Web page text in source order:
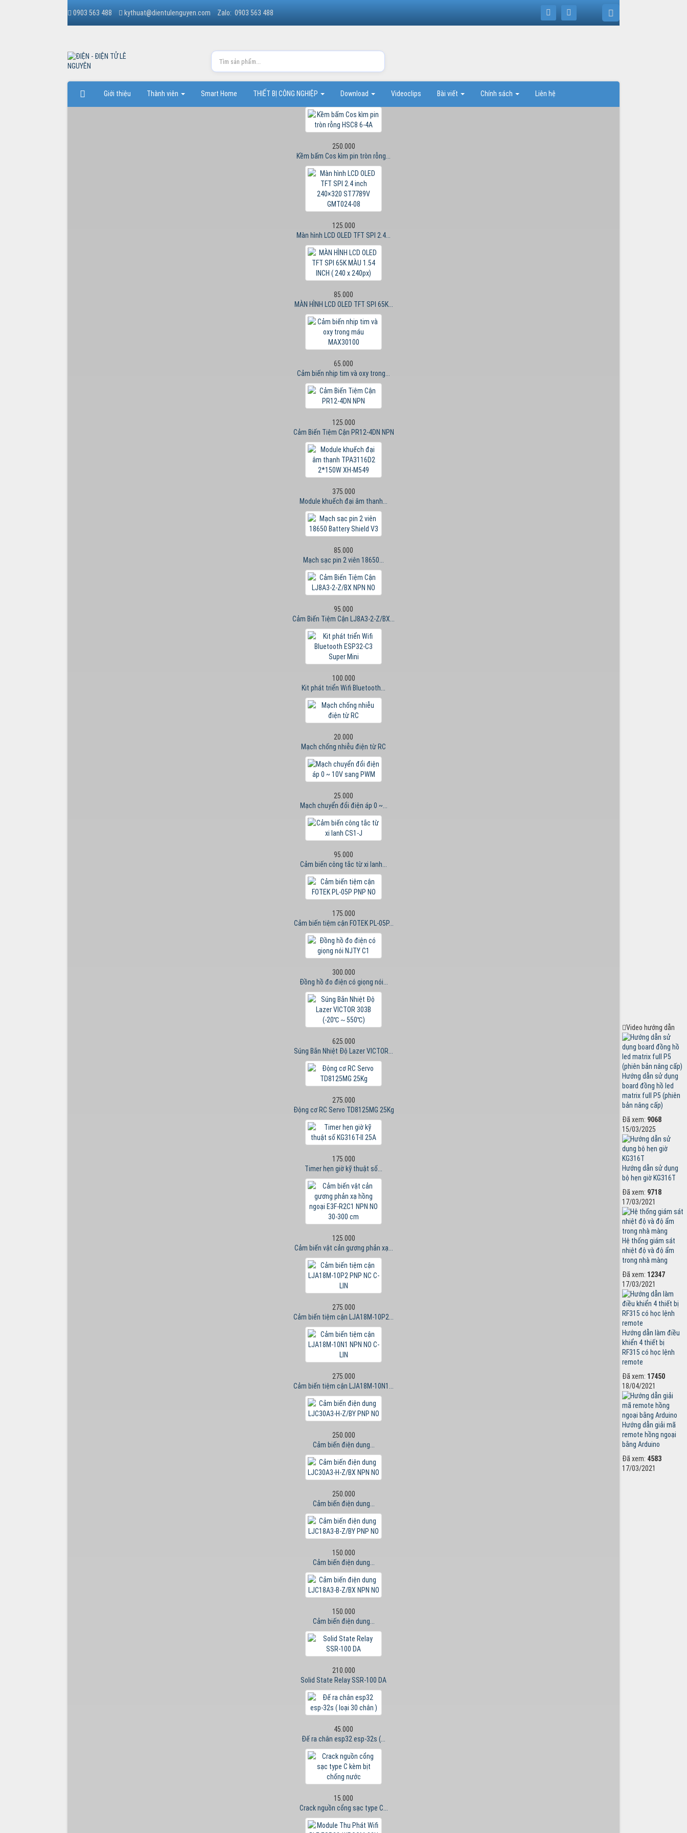
0903 563 488 kythuat@dientulenguyen.com Zalo: 0903 563 488
Giới thiệu Thành viên Smart Home THIẾT BỊ CÔNG NGHIỆP Download Videoclips Bài viết Chính sách Liên hệ
250.000
Kềm bấm Cos kìm pin tròn rỗng...
125.000
Màn hình LCD OLED TFT SPI 2.4...
85.000
MÀN HÌNH LCD OLED TFT SPI 65K...
65.000
Cảm biến nhịp tim và oxy trong...
125.000
Cảm Biến Tiệm Cận PR12-4DN NPN
375.000
Module khuếch đại âm thanh...
85.000
Mạch sạc pin 2 viên 18650...
95.000
Cảm Biến Tiệm Cận LJ8A3-2-Z/BX...
100.000
Kit phát triển Wifi Bluetooth...
20.000
Mạch chống nhiễu điện từ RC
25.000
Mạch chuyển đổi điện áp 0 ~...
95.000
Cảm biến công tắc từ xi lanh...
175.000
Cảm biến tiệm cận FOTEK PL-05P...
300.000
Đồng hồ đo điện có giọng nói...
625.000
Súng Bắn Nhiệt Độ Lazer VICTOR...
275.000
Động cơ RC Servo TD8125MG 25Kg
175.000
Timer hẹn giờ kỹ thuật số...
125.000
Cảm biến vật cản gương phản xạ...
275.000
Cảm biến tiệm cận LJA18M-10P2...
275.000
Cảm biến tiệm cận LJA18M-10N1...
250.000
Cảm biến điện dung...
250.000
Cảm biến điện dung...
150.000
Cảm biến điện dung...
150.000
Cảm biến điện dung...
210.000
Solid State Relay SSR-100 DA
45.000
Đế ra chân esp32 esp-32s (...
15.000
Crack nguồn cổng sạc type C...
Video hướng dẫn
Hướng dẫn sử dụng
board đồng hồ led
matrix full P5 (phiên
bản nâng cấp)
Đã xem: 9068
15/03/2025
Hướng dẫn sử dụng
bộ hẹn giờ KG316T
Đã xem: 9718
17/03/2021
Hệ thống giám sát
nhiệt độ và độ ẩm
trong nhà màng
Đã xem: 12347
17/03/2021
Hướng dẫn làm điều
khiển 4 thiết bị
RF315 có học lệnh
remote
Đã xem: 17450
18/04/2021
Hướng dẫn giải mã
remote hồng ngoại
bằng Arduino
Đã xem: 4583
17/03/2021